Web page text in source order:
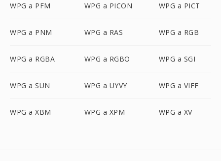
WPG a PFM WPG a PICON WPG a PICT
WPG a PNM WPG a RAS WPG a RGB
WPG a RGBA WPG a RGBO WPG a SGI
WPG a SUN WPG a UYVY WPG a VIFF
WPG a XBM WPG a XPM WPG a XV